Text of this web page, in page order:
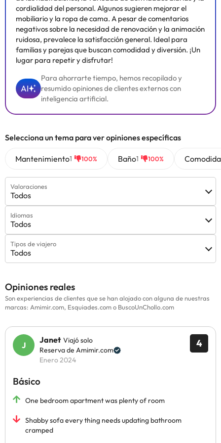
cordialidad del personal. Algunos sugieren mejorar el
mobiliario y la ropa de cama. A pesar de comentarios
negativos sobre la necesidad de renovación y la animación
ruidosa, prevalece la satisfacción general. Ideal para
familias y parejas que buscan comodidad y diversión. ¡Un
lugar para repetir y disfrutar!
AI
Para ahorrarte tiempo, hemos recopilado y
resumido opiniones de clientes externos con
inteligencia artificial.
Selecciona un tema para ver opiniones específicas
Mantenimiento1 100% Baño1 100%
Valoraciones
Todos
Idiomas
Todos
Tipos de viajero
Todos
Opiniones reales
Son experiencias de clientes que se han alojado con alguna de nuestras
marcas: Amimir.com, Esquiades.com o BuscoUnChollo.com
4
Janet Viajó solo
Reserva de Amimir.com
Enero 2024
Básico
One bedroom apartment was plenty of room
Shabby sofa every thing needs updating bathroom
cramped